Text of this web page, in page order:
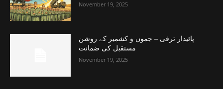
November 19, 2025
پائیدار ترقی – جموں و کشمیر کے روشن
مستقبل کی ضمانت
November 19, 2025